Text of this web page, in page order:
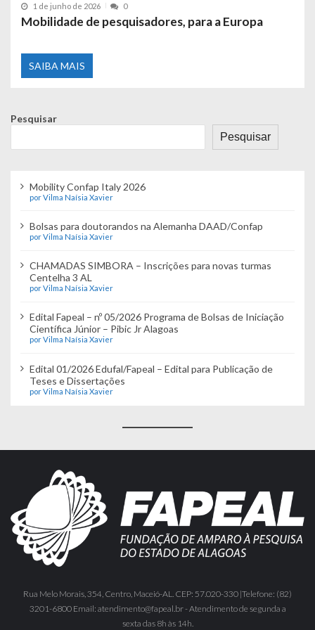
1 de junho de 2026 0
Mobilidade de pesquisadores, para a Europa
SAIBA MAIS
Pesquisar
Pesquisar
Mobility Confap Italy 2026
por Vilma Naísia Xavier
Bolsas para doutorandos na Alemanha DAAD/Confap
por Vilma Naísia Xavier
CHAMADAS SIMBORA – Inscrições para novas turmas
Centelha 3 AL
por Vilma Naísia Xavier
Edital Fapeal – nº 05/2026 Programa de Bolsas de Iniciação
Científica Júnior – Pibic Jr Alagoas
por Vilma Naísia Xavier
Edital 01/2026 Edufal/Fapeal – Edital para Publicação de
Teses e Dissertações
por Vilma Naísia Xavier
Rua Melo Morais, 354, Centro, Maceió-AL. CEP: 57.020-330 |Telefone: (82)
3201-6800 Email: atendimento@fapeal.br - Atendimento de segunda a
sexta das 8h às 14h.